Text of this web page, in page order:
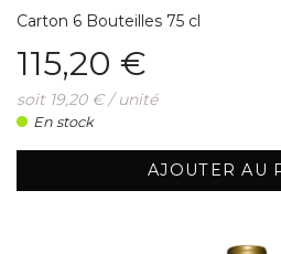
Carton 6 Bouteilles 75 cl
Prix
115,20 €
soit 19,20 € / unité
En stock
AJOUTER AU